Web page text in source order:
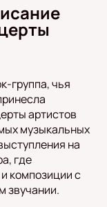
группа, чья
артистов
музыкальных
на
где
композиции с
звучании.